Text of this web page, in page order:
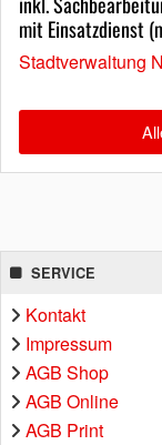
mit Einsatzdienst
Stadtverwaltung
SERVICE
Kontakt
Impressum
AGB Shop
AGB Online
AGB Print